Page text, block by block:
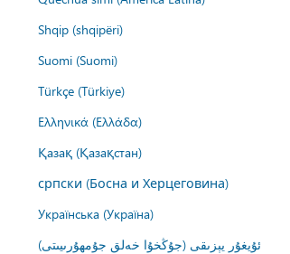
Shqip (shqipëri)
Suomi (Suomi)
Türkçe (Türkiye)
Ελληνικά (Ελλάδα)
Қазақ (Қазақстан)
српски (Босна и Херцеговина)
Українська (Україна)
ئۇيغۇر يېزىقى (جۇڭخۇا خەلق جۇمھۇرىيىتى)